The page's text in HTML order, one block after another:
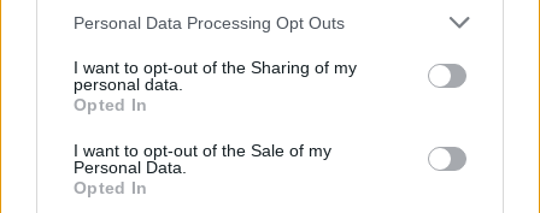
Personal Data Processing Opt Outs
I want to opt-out of the Sharing of my
personal data.
Opted In
I want to opt-out of the Sale of my
Personal Data.
Opted In